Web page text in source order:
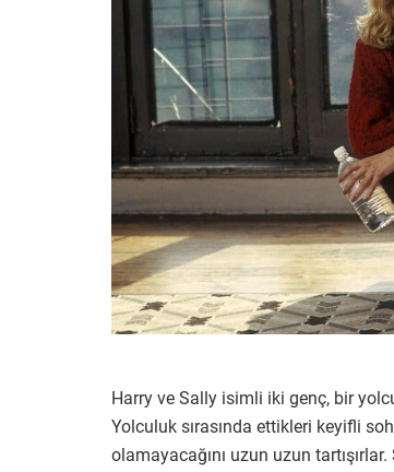
Harry ve Sally isimli iki genç, bir
Yolculuk sırasında ettikleri keyifli
olamayacağını uzun uzun